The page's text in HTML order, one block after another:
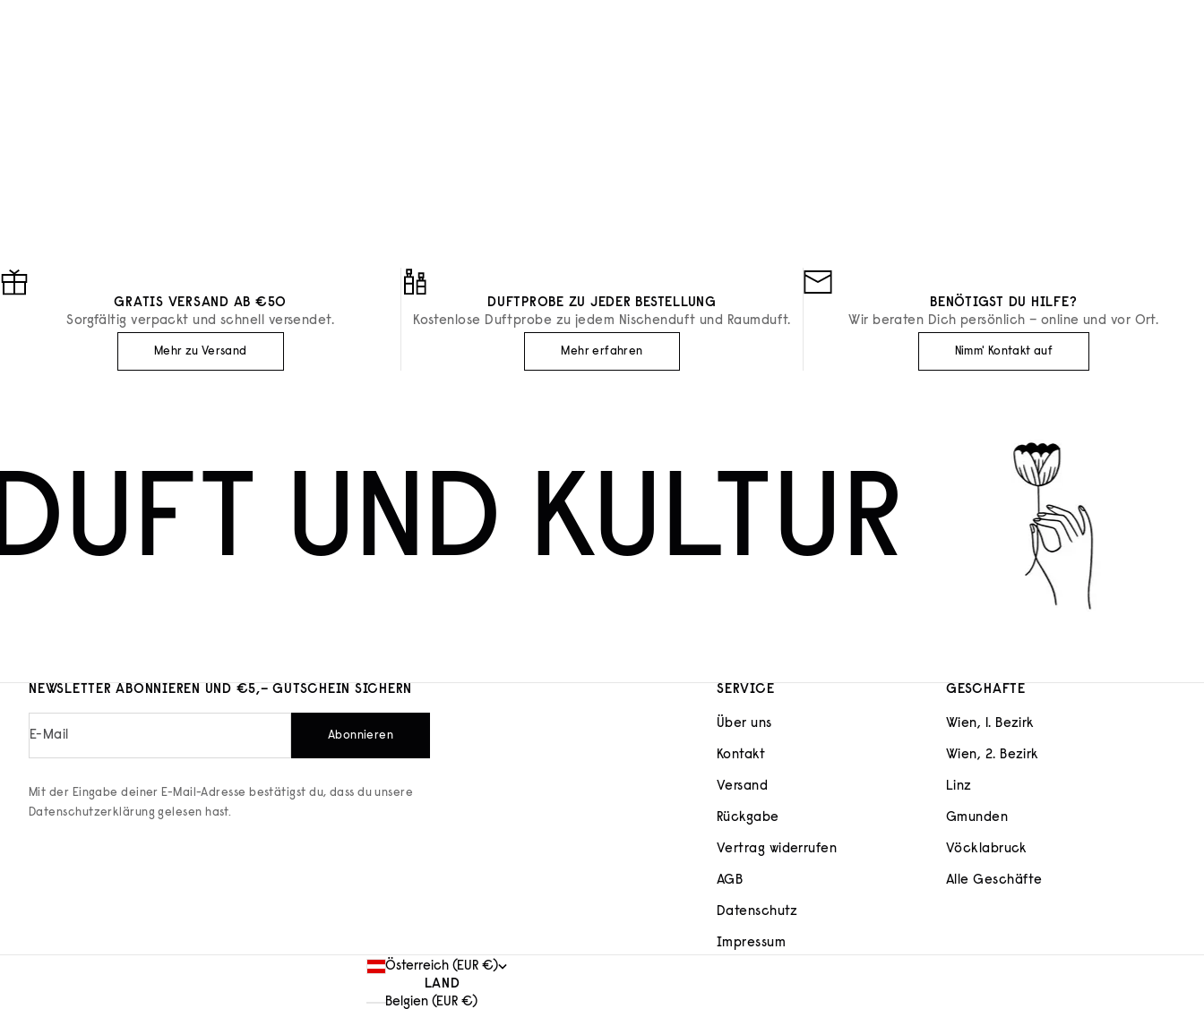
GRATIS VERSAND AB €50
Sorgfältig verpackt und schnell versendet.
Mehr zu Versand
DUFTPROBE ZU JEDER BESTELLUNG
Kostenlose Duftprobe zu jedem Nischenduft und Raumduft.
Mehr erfahren
BENÖTIGST DU HILFE?
Wir beraten Dich persönlich – online und vor Ort.
Nimm' Kontakt auf
UND KULTUR
NEWSLETTER ABONNIEREN UND €5,– GUTSCHEIN SICHERN
E-Mail Abonnieren
Mit der Eingabe deiner E-Mail-Adresse bestätigst du, dass du unsere
Datenschutzerklärung gelesen hast.
SERVICE
Über uns
Kontakt
Versand
Rückgabe
Vertrag widerrufen
AGB
Datenschutz
Impressum
GESCHÄFTE
Wien, 1. Bezirk
Wien, 2. Bezirk
Linz
Gmunden
Vöcklabruck
Alle Geschäfte
Österreich (EUR €)
LAND
Belgien (EUR €)